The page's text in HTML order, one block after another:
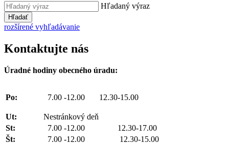
Hľadaný výraz
Hľadať
rozšírené vyhľadávanie
Kontaktujte nás
Úradné hodiny obecného úradu:
Po: 7.00 -12.00 12.30-15.00
Ut:
Nestránkový deň
St:
7.00 -12.00 12.30-17.00
Št:
7.00 -12.00 12.30-15.00